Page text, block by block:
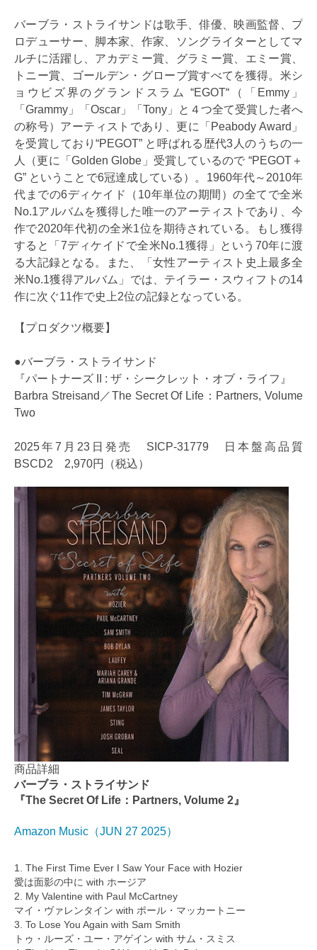
バーブラ・ストライサンドは歌手、俳優、映画監督、プ
ロデューサー、脚本家、作家、ソングライターとしてマ
ルチに活躍し、アカデミー賞、グラミー賞、エミー賞、
トニー賞、ゴールデン・グローブ賞すべてを獲得。米シ
ョウビズ界のグランドスラム “EGOT“（「Emmy」
「Grammy」「Oscar」「Tony」と４つ全て受賞した者へ
の称号）アーティストであり、更に「Peabody Award」
を受賞しており“PEGOT” と呼ばれる歴代3人のうちの一
人（更に「Golden Globe」受賞しているので “PEGOT＋
G” ということで6冠達成している）。1960年代～2010年
代までの6ディケイド（10年単位の期間）の全てで全米
No.1アルバムを獲得した唯一のアーティストであり、今
作で2020年代初の全米1位を期待されている。もし獲得
すると「7ディケイドで全米No.1獲得」という70年に渡
る大記録となる。また、「女性アーティスト史上最多全
米No.1獲得アルバム」では、テイラー・スウィフトの14
作に次ぐ11作で史上2位の記録となっている。
【プロダクツ概要】
●バーブラ・ストライサンド
『パートナーズ II : ザ・シークレット・オブ・ライフ』
Barbra Streisand／The Secret Of Life：Partners, Volume
Two
2025年7月23日発売 SICP-31779 日本盤高品質
BSCD2 2,970円（税込）
商品詳細
バーブラ・ストライサンド
『The Secret Of Life：Partners, Volume 2』
Amazon Music（JUN 27 2025）
1. The First Time Ever I Saw Your Face with Hozier
愛は面影の中に with ホージア
2. My Valentine with Paul McCartney
マイ・ヴァレンタイン with ポール・マッカートニー
3. To Lose You Again with Sam Smith
トゥ・ルーズ・ユー・アゲイン with サム・スミス